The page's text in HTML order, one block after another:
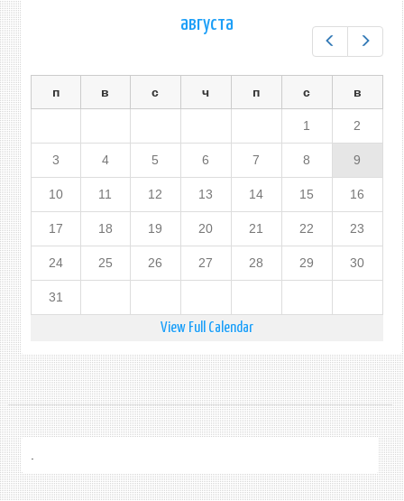
августа
п в с ч п с в
1 2
3 4 5 6 7 8 9
10 11 12 13 14 15 16
17 18 19 20 21 22 23
24 25 26 27 28 29 30
31
View Full Calendar